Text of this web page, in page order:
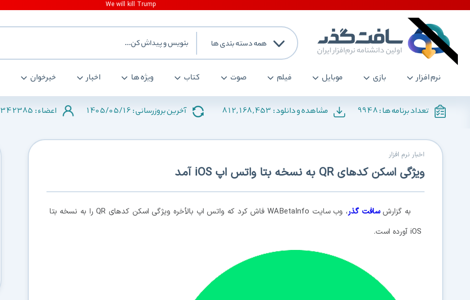
همه دسته بندی ها
نرم افزار بازی موبایل فیلم صوت کتاب ویژه ها اخبار خبرخوان
تعداد برنامه ها :9948 مشاهده و دانلود : 812,168,453 آخرین بروزرسانی : 1405/05/16 اعضاء : 342385
اخبار نرم افزار
ویژگی اسکن کدهای QR به نسخه بتا واتس اپ iOS آمد
به گزارشسافت گذر
، وب سایت WABetaInfo فاش کرد که واتس اپ بالأخره ویژگی اسکن کدهای QR را به نسخه بتا
iOS آورده است.